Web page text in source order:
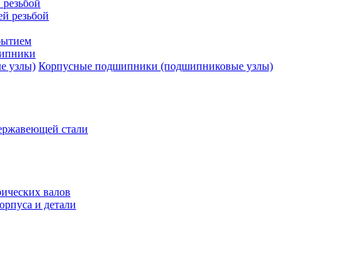
резьбой
Корпусные подшипники (подшипниковые узлы)
стали
валов
и детали